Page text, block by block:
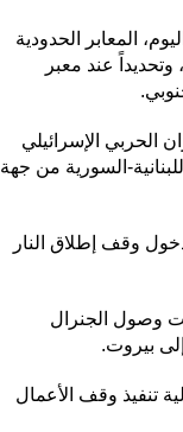
المعابر الحدودية
عند معبر
الحربي الإسرائيلي
السورية من جهة
وقف إطلاق النار
وصول الجنرال
بيروت.
تنفيذ وقف الأعمال